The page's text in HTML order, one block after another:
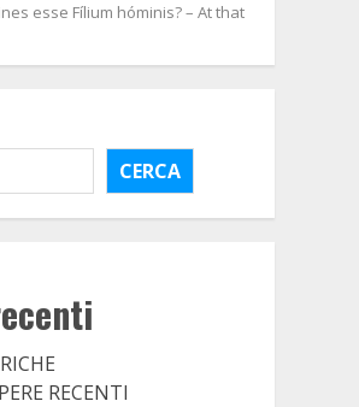
esse Fílium hóminis? – At that
CERCA
RECENTI